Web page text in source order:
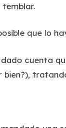
que lo
cuenta
bien?),